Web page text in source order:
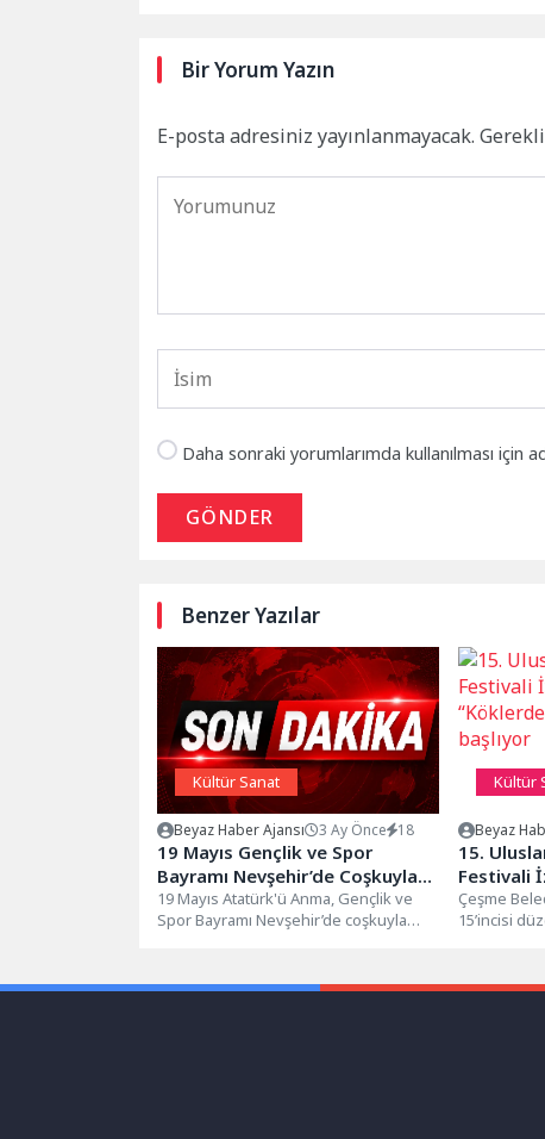
Bir Yorum Yazın
E-posta adresiniz yayınlanmayacak.
Daha sonraki yorumlarımda kullanılması için
GÖNDER
Benzer Yazılar
Kültür Sanat
Beyaz Haber Ajansı 3 Ay Önce 18
19 Mayıs Gençlik ve Spor
Bayramı Nevşehir’de Coşkuyla
Kutlandı
19 Mayıs Atatürk'ü Anma, Gençlik ve
Spor Bayramı Nevşehir’de coşkuyla
Kültür
Beyaz
15.
Festivali
başlıyor
Çeşme
15’incisi